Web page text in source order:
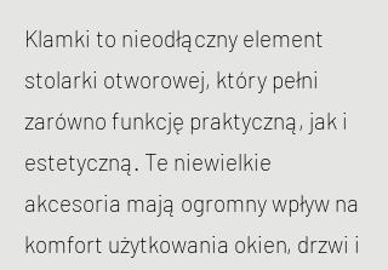
Klamki to nieodłączny element
stolarki otworowej, który pełni
zarówno funkcję praktyczną, jak i
estetyczną. Te niewielkie
akcesoria mają ogromny wpływ na
komfort użytkowania okien, drzwi i